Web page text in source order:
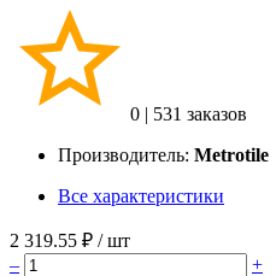
0 | 531 заказов
Производитель: Metrotile
Все характеристики
2 319.55 ₽ / шт
–
+